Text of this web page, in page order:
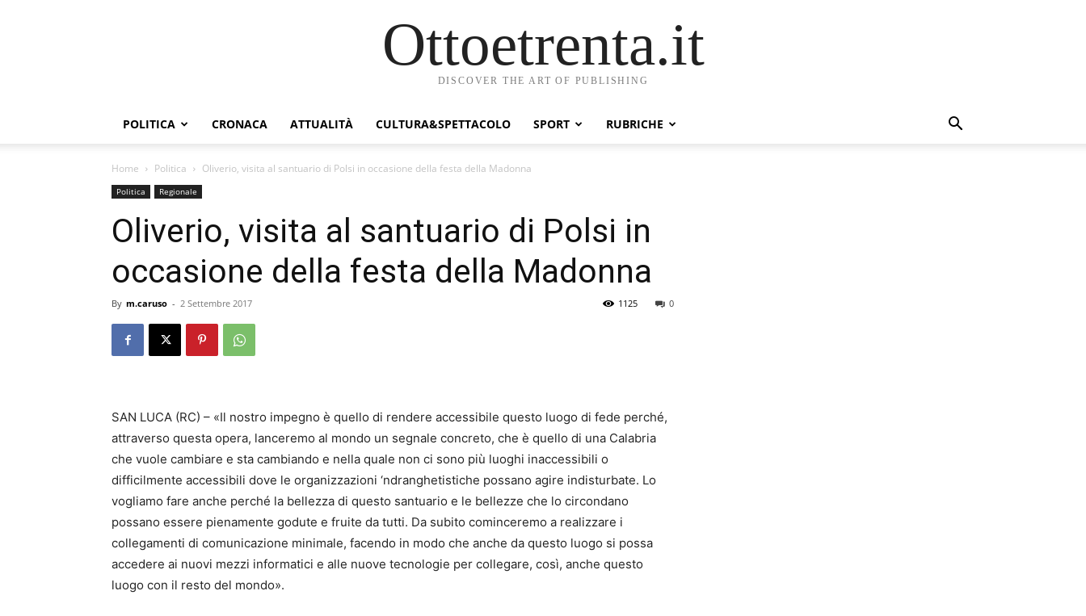
Ottoetrenta.it
DISCOVER THE ART OF PUBLISHING
POLITICA CRONACA ATTUALITÀ CULTURA&SPETTACOLO SPORT RUBRICHE
Home Politica Oliverio, visita al santuario di Polsi in occasione della festa della Madonna
Politica Regionale
Oliverio, visita al santuario di Polsi in
occasione della festa della Madonna
By m.caruso - 2 Settembre 2017 0
1125
SAN LUCA (RC) – «Il nostro impegno è quello di rendere accessibile questo luogo di fede perché,
attraverso questa opera, lanceremo al mondo un segnale concreto, che è quello di una Calabria
che vuole cambiare e sta cambiando e nella quale non ci sono più luoghi inaccessibili o
difficilmente accessibili dove le organizzazioni ‘ndranghetistiche possano agire indisturbate. Lo
vogliamo fare anche perché la bellezza di questo santuario e le bellezze che lo circondano
possano essere pienamente godute e fruite da tutti. Da subito cominceremo a realizzare i
collegamenti di comunicazione minimale, facendo in modo che anche da questo luogo si possa
accedere ai nuovi mezzi informatici e alle nuove tecnologie per collegare, così, anche questo
luogo con il resto del mondo».